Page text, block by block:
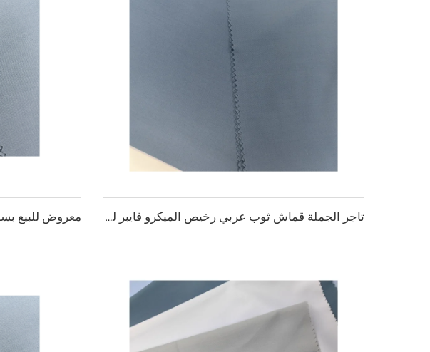
تاجر الجملة قماش ثوب عربي رخيص الميكرو فايبر للرجال، قماش بوليستر مشغول، تويبو قماش قميص ثوب عربي